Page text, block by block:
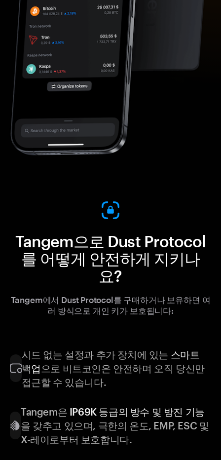
Tangem으로 Dust Protocol
를 어떻게 안전하게 지키나
요?
Tangem에서 Dust Protocol를 구매하거나 보유하면 여
러 방식으로 개인 키가 보호됩니다:
시드 없는 설정과 추가 장치에 있는 스마트
백업 으로 비트코인은 안전하며 오직 당신만
접근할 수 있습니다.
Tangem은 IP69K 등급의 방수 및 방진 기능
을 갖추고 있으며, 극한의 온도, EMP, ESC 및
X-레이로부터 보호합니다.